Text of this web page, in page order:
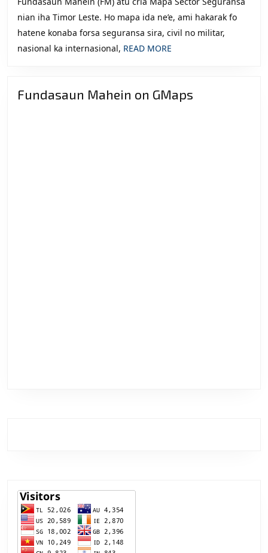
nian iha Timor Leste. Ho mapa ida ne’e, ami hakarak fo
hatene konaba forsa seguransa sira, civil no militar,
nasional ka internasional, READ MORE
Fundasaun Mahein on GMaps